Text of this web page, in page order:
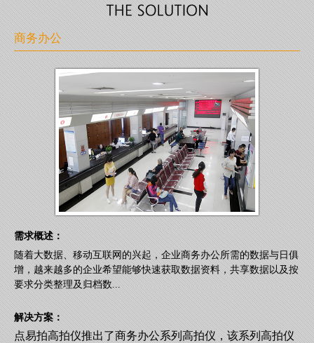
商务办公
需求概述：
随着大数据、移动互联网的兴起，企业商务办公所需的数据与日俱
增，越来越多的企业希望能够快速获取数据资料，共享数据以及按
要求分类整理及归档数...
解决方案：
点易拍高拍仪推出了商务办公系列高拍仪，该系列高拍仪